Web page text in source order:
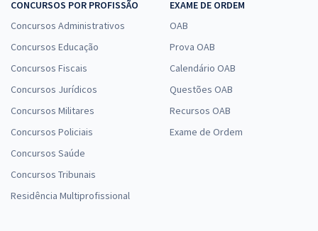
CONCURSOS POR PROFISSÃO
Concursos Administrativos
Concursos Educação
Concursos Fiscais
Concursos Jurídicos
Concursos Militares
Concursos Policiais
Concursos Saúde
Concursos Tribunais
Residência Multiprofissional
EXAME DE ORDEM
OAB
Prova OAB
Calendário OAB
Questões OAB
Recursos OAB
Exame de Ordem